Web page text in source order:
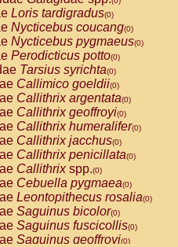
Loris tardigradus(0)
Nycticebus coucang(0)
Nycticebus pygmaeus(0)
Perodicticus potto(0)
Tarsius syrichta(0)
Callimico goeldii(0)
Callithrix argentata(0)
Callithrix geoffroyi(0)
Callithrix humeralifer(0)
Callithrix jacchus(0)
Callithrix penicillata(0)
Callithrixspp.(0)
Cebuella pygmaea(0)
Leontopithecus rosalia(0)
Saguinus bicolor(0)
Saguinus fuscicollis(0)
Saguinus geoffroyi(0)